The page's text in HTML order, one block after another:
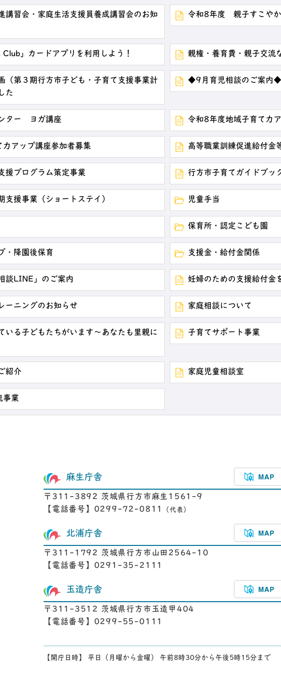
講習会・家庭生活支援員養成講習会のお知
令和8年度 親子すこや
Club」カードアプリを利用しよう！ 親権・養育費・親子交流
（第３期行方市子ども・子育て支援事業計
た
◆9月育児相談のご案内
ター ヨガ講座 令和8年度地域子育て力
アップ講座参加者募集 高等職業訓練促進給付金
援プログラム策定事業 行方市子育てガイドブッ
支援事業（ショートステイ） 児童手当
保育所・認定こども園
・降園後保育 支援金・給付金関係
談LINE」のご案内 妊婦のための支援給付金
ーニングのお知らせ 家庭相談について
いる子どもたちがいます～あなたも里親に
子育てサポート事業
紹介 家庭児童相談室
事業
麻生庁舎
〒311-3892 茨城県行方市麻生1561-9
【電話番号】0299-72-0811
（代表）
北浦庁舎
〒311-1792 茨城県行方市山田2564-10
【電話番号】0291-35-2111
玉造庁舎
〒311-3512 茨城県行方市玉造甲404
【電話番号】0299-55-0111
【開庁日時】 平日（月曜から金曜） 午前8時30分から午後5時15分まで